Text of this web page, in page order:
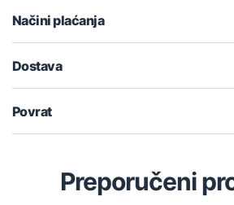
Načini plaćanja
Dostava
Povrat
Preporučeni